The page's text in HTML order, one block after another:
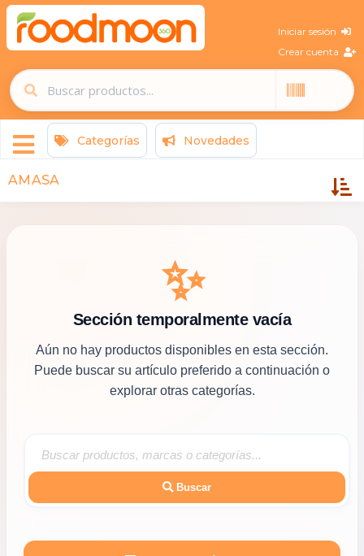
Iniciar sesión
Crear cuenta
Categorías Novedades
AMASA
✨
Sección temporalmente vacía
Aún no hay productos disponibles en esta sección.
Puede buscar su artículo preferido a continuación o
explorar otras categorías.
Buscar